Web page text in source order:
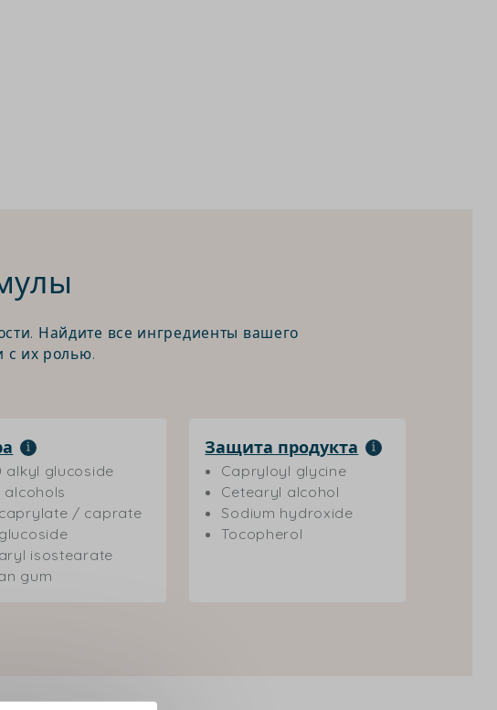
Найдите все ингредиенты вашего
с их ролью.
alkyl glucoside
alcohols
/ caprate
isostearate
gum
Защита продукта
Capryloyl glycine
Cetearyl alcohol
Sodium hydroxide
Tocopherol